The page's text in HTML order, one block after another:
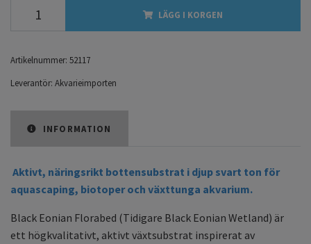
LÄGG I KORGEN
Artikelnummer: 52117
Leverantör: Akvarieimporten
INFORMATION
Aktivt, näringsrikt bottensubstrat i djup svart ton för
aquascaping, biotoper och växttunga akvarium.
Black Eonian Florabed (Tidigare Black Eonian Wetland) är
ett högkvalitativt, aktivt växtsubstrat inspirerat av